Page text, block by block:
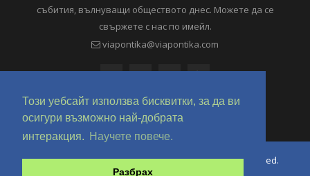
Този уебсайт използва бисквитки, за да ви
осигури възможно най-добрата
интеракция.
Научете повече.
Разбрах
събития, вълнуващи обществото днес. Можете да се
свържете с нас по имейл.
viapontika@viapontika.com
Copyright © 2018-2024 ViaPontika.com. All Rights Reserved.